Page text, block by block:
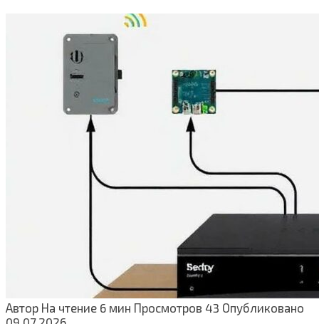
Автор На чтение 6 мин Просмотров 43 Опубликовано